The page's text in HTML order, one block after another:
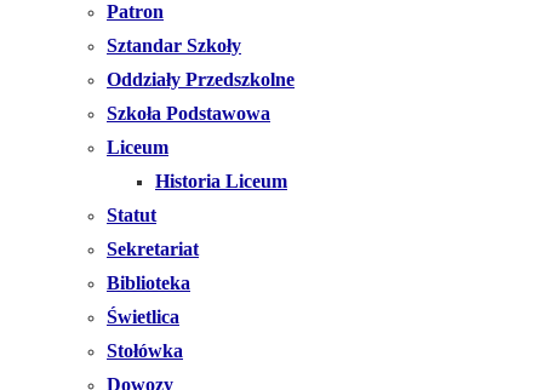
Patron
Sztandar Szkoły
Oddziały Przedszkolne
Szkoła Podstawowa
Liceum
Historia Liceum
Statut
Sekretariat
Biblioteka
Świetlica
Stołówka
Dowozy